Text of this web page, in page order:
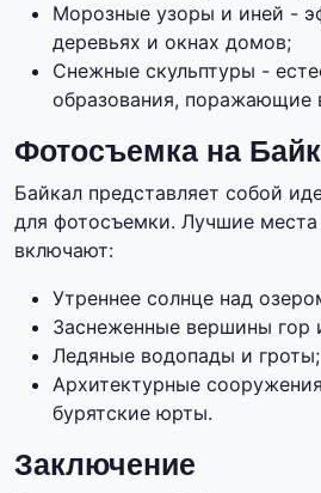
Морозные узоры и иней -
деревьях и окнах домов;
Снежные скульптуры -
образования, поражающие
Фотосъемка на
Байкал представляет собой
для фотосъемки. Лучшие
включают:
Утреннее солнце над
Заснеженные вершины гор
Ледяные водопады и гроты;
Архитектурные
бурятские юрты.
Заключение